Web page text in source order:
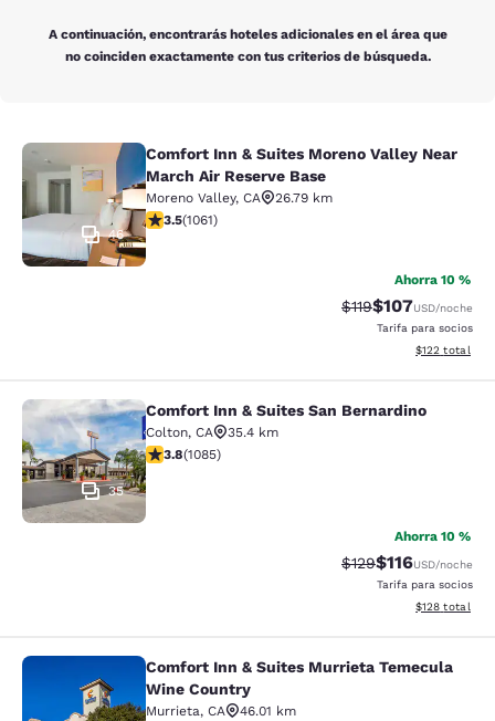
A continuación, encontrarás hoteles adicionales en el área que
no coinciden exactamente con tus criterios de búsqueda.
Comfort Inn & Suites Moreno
46
Comfort Inn & Suites Moreno Valley Near
March Air Reserve Base
Moreno Valley, CA
26.79 km
calificación de 3.54 estrellas. Bueno. 1061 reseñas
3.5(1061)
Ahorra 10 %
Precio tachado:
$119Precio con
$107USD/noche
Tarifa para socios
Ver detalles
$122 total
Comfort Inn & Suites San
35
Comfort Inn & Suites San Bernardino
Colton, CA
35.4 km
calificación de 3.82 estrellas. Bueno. 1085 reseñas
3.8(1085)
Ahorra 10 %
Precio tachado:
$129Precio con
$116USD/noche
Tarifa para socios
Ver detalles
$128 total
Comfort Inn & Suites Murrieta
Comfort Inn & Suites Murrieta Temecula
Wine Country
Murrieta, CA
46.01 km